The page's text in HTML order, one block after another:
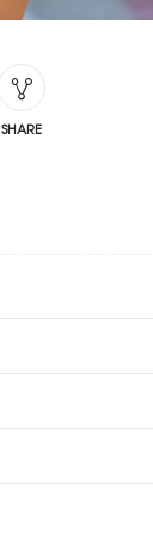
SHARE